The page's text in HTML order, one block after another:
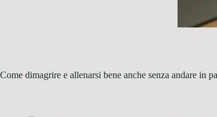
Come dimagrire e allenarsi bene anche senza andare in